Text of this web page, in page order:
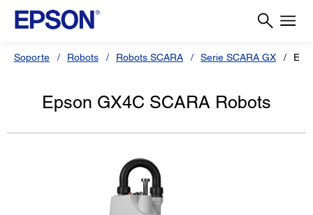
Soporte Robots Robots SCARA Serie SCARA GX
Epson GX4C SCARA Robots